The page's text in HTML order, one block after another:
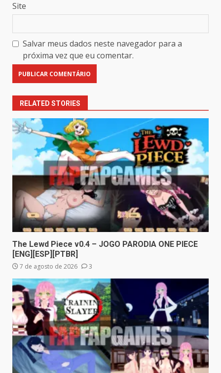
Site
Salvar meus dados neste navegador para a
próxima vez que eu comentar.
RELATED STORIES
The Lewd Piece v0.4 – JOGO PARODIA ONE PIECE
[ENG][ESP][PTBR]
7 de agosto de 2026 3